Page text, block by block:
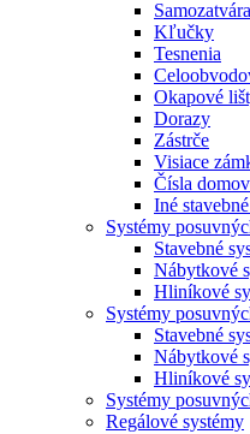
Kľučky
Tesnenia
Okapové
Dorazy
Zástrče
Visiace
Čísla
Iné
Systémy
Stavebné
Nábytkové
Hliníkové
Systémy
Stavebné
Nábytkové
Hliníkové
Systémy
Regálové systémy